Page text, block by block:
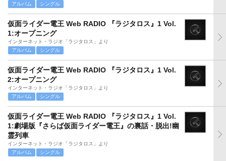
アルバム シングル
仮面ライダー電王 Web RADIO 『ラジタロス』1 Vol.
1:オープニング
インターネット・ラジオ「ラジタロス」より
アルバム
シングル
仮面ライダー電王 Web RADIO 『ラジタロス』1 Vol.
2:オープニング
インターネット・ラジオ「ラジタロス」より
アルバム
シングル
仮面ライダー電王 Web RADIO 『ラジタロス』1 Vol.
1:劇場版『さらば仮面ライダー電王』の裏話・脱出!幽
霊列車
インターネット・ラジオ「ラジタロス」より
アルバム
シングル